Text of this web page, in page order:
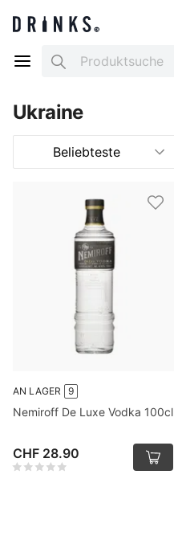
Search
Ukraine
Beliebteste
AN LAGER 9
Nemiroff De Luxe Vodka 100cl
CHF 28.90